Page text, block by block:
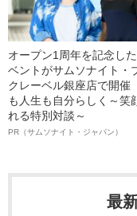
オープン1周年を記念し
ベントがサムソナイト・
クレーベル銀座店で開
も人生も自分らしく～笑
れる特別対談～
PR（サムソナイト・ジャパン）
最